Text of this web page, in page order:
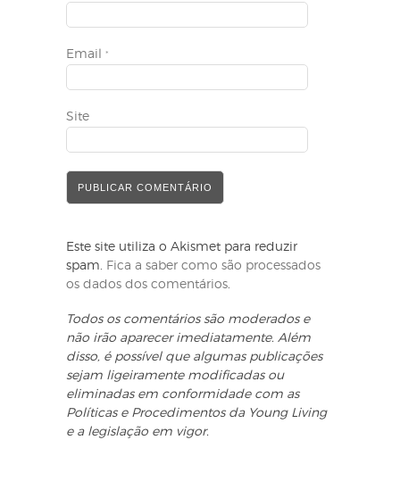
Email *
Site
Este site utiliza o Akismet para reduzir
spam. Fica a saber como são processados
os dados dos comentários.
Todos os comentários são moderados e
não irão aparecer imediatamente. Além
disso, é possível que algumas publicações
sejam ligeiramente modificadas ou
eliminadas em conformidade com as
Políticas e Procedimentos da Young Living
e a legislação em vigor.